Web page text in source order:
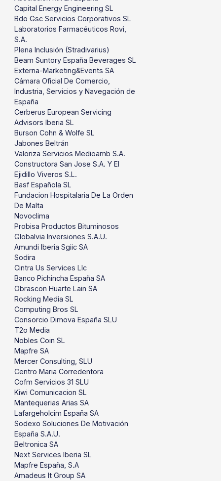
Capital Energy Engineering SL
Bdo Gsc Servicios Corporativos SL
Laboratorios Farmacéuticos Rovi,
S.A.
Plena Inclusión (Stradivarius)
Beam Suntory España Beverages SL
Externa-Marketing&Events SA
Cámara Oficial De Comercio,
Industria, Servicios y Navegación de
España
Cerberus European Servicing
Advisors Iberia SL
Burson Cohn & Wolfe SL
Jabones Beltrán
Valoriza Servicios Medioamb S.A.
Constructora San Jose S.A. Y El
Ejidillo Viveros S.L.
Basf Española SL
Fundacion Hospitalaria De La Orden
De Malta
Novoclima
Probisa Productos Bituminosos
Globalvia Inversiones S.A.U.
Amundi Iberia Sgiic SA
Sodira
Cintra Us Services Llc
Banco Pichincha España SA
Obrascon Huarte Lain SA
Rocking Media SL
Computing Bros SL
Consorcio Dimova España SLU
T2o Media
Nobles Coin SL
Mapfre SA
Mercer Consulting, SLU
Centro Maria Corredentora
Cofm Servicios 31 SLU
Kiwi Comunicacion SL
Mantequerias Arias SA
Lafargeholcim España SA
Sodexo Soluciones De Motivación
España S.A.U.
Beltronica SA
Next Services Iberia SL
Mapfre España, S.A
Amadeus It Group SA